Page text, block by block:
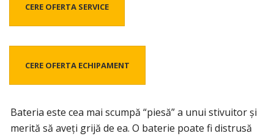
CERE OFERTA SERVICE
CERE OFERTA ECHIPAMENT
Bateria este cea mai scumpă “piesă” a unui stivuitor și
merită să aveți grijă de ea. O baterie poate fi distrusă